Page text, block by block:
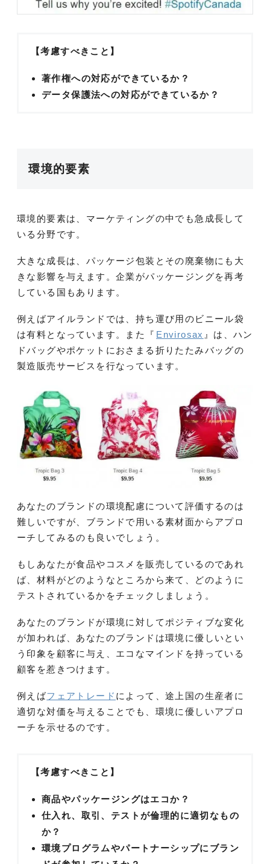
【考慮すべきこと】
著作権への対応ができているか？
データ保護法への対応ができているか？
環境的要素
環境的要素は、マーケティングの中でも急成長して
いる分野です。
大きな成長は、パッケージ包装とその廃棄物にも大
きな影響を与えます。企業がパッケージングを再考
している国もあります。
例えばアイルランドでは、持ち運び用のビニール袋
は有料となっています。また『 Envirosax 』は、ハン
ドバッグやポケットにおさまる折りたたみバッグの
製造販売サービスを行なっています。
あなたのブランドの環境配慮について評価するのは
難しいですが、ブランドで用いる素材面からアプロ
ーチしてみるのも良いでしょう。
もしあなたが食品やコスメを販売しているのであれ
ば、材料がどのようなところから来て、どのように
テストされているかをチェックしましょう。
あなたのブランドが環境に対してポジティブな変化
が加われば、あなたのブランドは環境に優しいとい
う印象を顧客に与え、エコなマインドを持っている
顧客を惹きつけます。
例えばフェアトレード によって、途上国の生産者に
適切な対価を与えることでも、環境に優しいアプロ
ーチを示せるのです。
【考慮すべきこと】
商品やパッケージングはエコか？
仕入れ、取引、テストが倫理的に適切なもの
か？
環境プログラムやパートナーシップにブラン